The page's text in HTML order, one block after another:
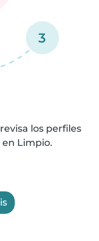
3
los perfiles
Limpio.